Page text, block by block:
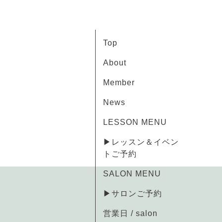
Top
About
Member
News
LESSON MENU
▶レッスン＆イベン
トご予約
SALON MENU
▶サロンご予約
営業日 / salon